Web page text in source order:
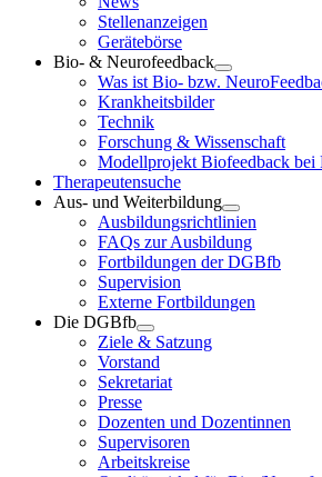
Stellenanzeigen
Gerätebörse
Bio- & Neurofeedback
Was ist Bio- bzw.
Krankheitsbilder
Technik
Forschung & Wissenschaft
Modellprojekt Biofeedback bei
Therapeutensuche
Aus- und Weiterbildung
Ausbildungsrichtlinien
FAQs zur Ausbildung
Fortbildungen der DGBfb
Supervision
Externe Fortbildungen
Die DGBfb
Ziele & Satzung
Vorstand
Sekretariat
Presse
Dozenten und Dozentinnen
Supervisoren
Arbeitskreise